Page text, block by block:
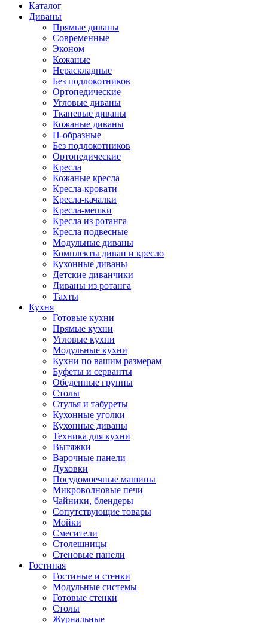
Каталог
Диваны
Прямые диваны
Современные
Эконом
Кожаные
Нераскладные
Без подлокотников
Ортопедические
Угловые диваны
Тканевые диваны
Кожаные диваны
П-образные
Без подлокотников
Ортопедические
Кресла
Кожаные кресла
Кресла-кровати
Кресла-качалки
Кресла-мешки
Кресла из ротанга
Кресла подвесные
Модульные диваны
Комплекты диван и кресло
Кухонные диваны
Детские диванчики
Диваны из ротанга
Тахты
Кухня
Готовые кухни
Прямые кухни
Угловые кухни
Модульные кухни
Кухни по вашим размерам
Буфеты и серванты
Обеденные группы
Столы
Стулья и табуреты
Кухонные уголки
Кухонные диваны
Техника для кухни
Вытяжки
Варочные панели
Духовки
Посудомоечные машины
Микроволновые печи
Чайники, блендеры
Сопутствующие товары
Мойки
Смесители
Столешницы
Стеновые панели
Гостиная
Гостиные и стенки
Модульные системы
Готовые стенки
Столы
Журнальные